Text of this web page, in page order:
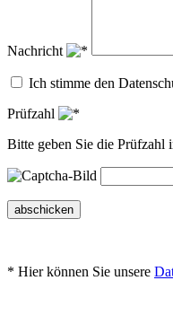
Nachricht
Ich stimme den
Prüfzahl
Bitte geben Sie die Prüfzahl
abschicken
* Hier können Sie unsere